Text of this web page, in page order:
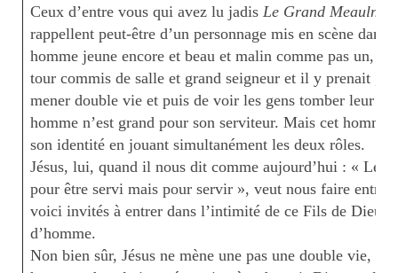
Ceux d’entre vous qui avez lu jadis Le Grand Meaulnes
rappellent peut-être d’un personnage mis en scène dans
homme jeune encore et beau et malin comme pas un,
tour commis de salle et grand seigneur et il y prenait
mener double vie et puis de voir les gens tomber leur
homme n’est grand pour son serviteur. Mais cet
son identité en jouant simultanément les deux rôles.
Jésus, lui, quand il nous dit comme aujourd’hui : « Le
pour être servi mais pour servir », veut nous faire entrer
voici invités à entrer dans l’intimité de ce Fils de Dieu
d’homme.
Non bien sûr, Jésus ne mène une pas une double vie,